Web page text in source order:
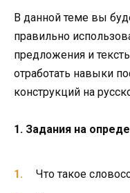
В данной теме вы
правильно
предложения и
отработать навыки
конструкций на
1. Задания на
Что такое